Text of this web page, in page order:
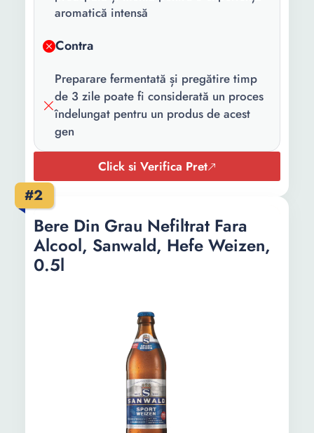
aromatică intensă
Contra
Preparare fermentată și pregătire timp
de 3 zile poate fi considerată un proces
îndelungat pentru un produs de acest
gen
Click si Verifica Pret
#2
Bere Din Grau Nefiltrat Fara
Alcool, Sanwald, Hefe Weizen,
0.5l